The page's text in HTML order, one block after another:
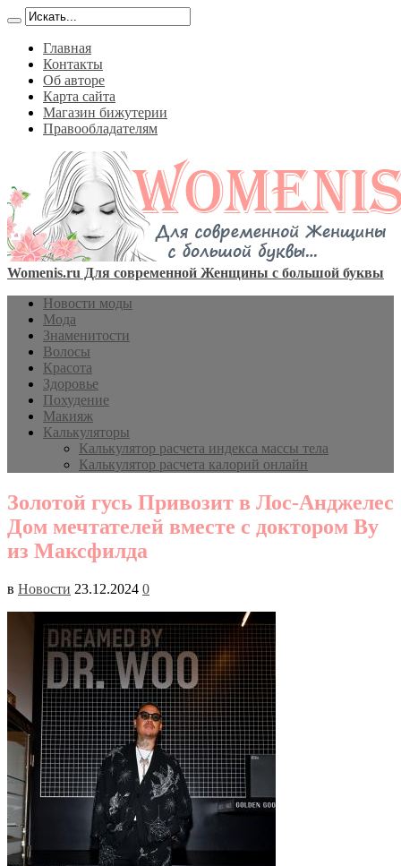
Главная
Контакты
Об авторе
Карта сайта
Магазин бижутерии
Правообладателям
Womenis.ru Для современной Женщины с большой буквы
Новости моды
Мода
Знаменитости
Волосы
Красота
Здоровье
Похудение
Макияж
Калькуляторы
Калькулятор расчета индекса массы тела
Калькулятор расчета калорий онлайн
Золотой гусь Привозит в Лос-Анджелес
Дом мечтателей вместе с доктором Ву
из Максфилда
в Новости 23.12.2024 0